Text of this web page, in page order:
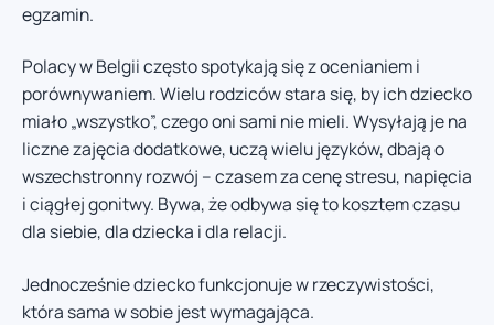
egzamin.
Polacy w Belgii często spotykają się z ocenianiem i
porównywaniem. Wielu rodziców stara się, by ich dziecko
miało „wszystko”, czego oni sami nie mieli. Wysyłają je na
liczne zajęcia dodatkowe, uczą wielu języków, dbają o
wszechstronny rozwój – czasem za cenę stresu, napięcia
i ciągłej gonitwy. Bywa, że odbywa się to kosztem czasu
dla siebie, dla dziecka i dla relacji.
Jednocześnie dziecko funkcjonuje w rzeczywistości,
która sama w sobie jest wymagająca.